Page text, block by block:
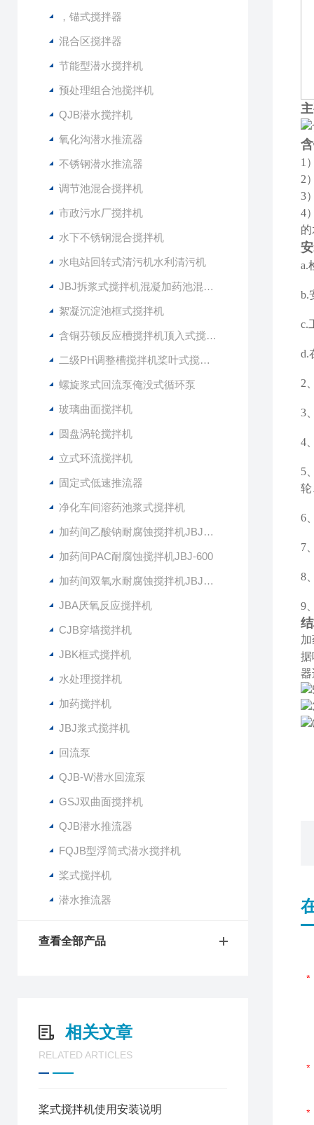
，锚式搅拌器
混合区搅拌器
节能型潜水搅拌机
预处理组合池搅拌机
QJB潜水搅拌机
氧化沟潜水推流器
不锈钢潜水推流器
调节池混合搅拌机
市政污水厂搅拌机
水下不锈钢混合搅拌机
水电站回转式清污机水利清污机
JBJ拆浆式搅拌机混凝加药池混合型搅拌器
絮凝沉淀池框式搅拌机
含铜芬顿反应槽搅拌机顶入式搅拌器
二级PH调整槽搅拌机桨叶式搅拌器
螺旋浆式回流泵俺没式循环泵
玻璃曲面搅拌机
圆盘涡轮搅拌机
立式环流搅拌机
固定式低速推流器
净化车间溶药池浆式搅拌机
加药间乙酸钠耐腐蚀搅拌机JBJ-400
加药间PAC耐腐蚀搅拌机JBJ-600
加药间双氧水耐腐蚀搅拌机JBJ-300
JBA厌氧反应搅拌机
CJB穿墙搅拌机
JBK框式搅拌机
水处理搅拌机
加药搅拌机
JBJ浆式搅拌机
回流泵
QJB-W潜水回流泵
GSJ双曲面搅拌机
QJB潜水推流器
FQJB型浮筒式潜水搅拌机
桨式搅拌机
潜水推流器
查看全部产品
相关文章
RELATED ARTICLES
桨式搅拌机使用安装说明
1
2
3
4
a.
b.
c.
d.
2
3
4
5
轮
6
7
8
9
据
器